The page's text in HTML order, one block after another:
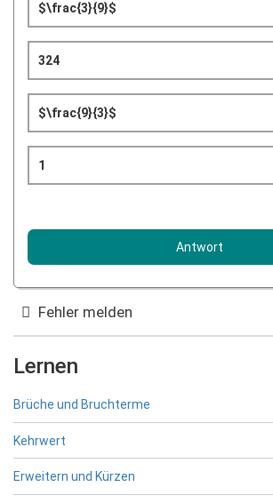
$\frac{3}{9}$
324
$\frac{9}{3}$
1
Fehler melden
Lernen
Brüche und Bruchterme
Kehrwert
Erweitern und Kürzen